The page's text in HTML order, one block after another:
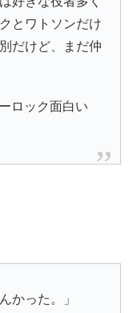
とワトソンだけ
だけど、まだ仲
ロック面白い
かった。」